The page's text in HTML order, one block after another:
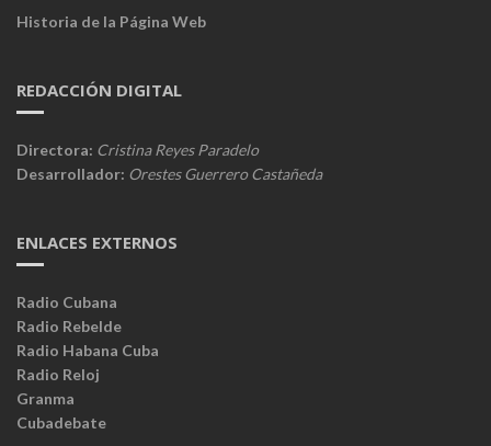
Historia de la Página Web
REDACCIÓN DIGITAL
Directora: Cristina Reyes Paradelo
Desarrollador: Orestes Guerrero Castañeda
ENLACES EXTERNOS
Radio Cubana
Radio Rebelde
Radio Habana Cuba
Radio Reloj
Granma
Cubadebate